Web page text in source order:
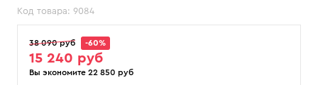
Код товара: 9084
38 090 руб -60%
15 240 руб
Вы экономите 22 850 руб